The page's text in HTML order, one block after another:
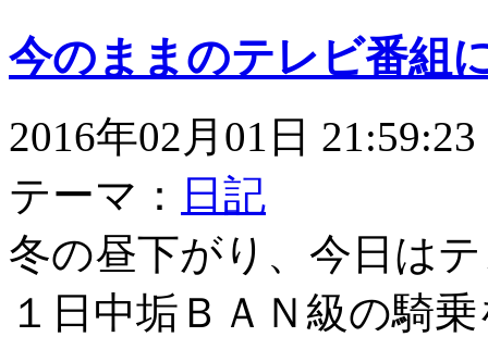
今のままのテレビ番組
2016年02月01日 21:59:23
テーマ： 日記
冬の昼下がり、今日は
１日中垢ＢＡＮ級の騎